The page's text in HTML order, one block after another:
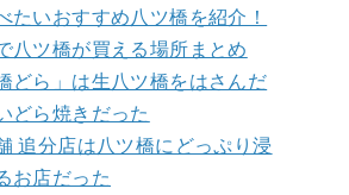
たいおすすめ八ツ橋を紹介！
八ツ橋が買える場所まとめ
どら」は生八ツ橋をはさんだ
どら焼きだった
追分店は八ツ橋にどっぷり浸
お店だった